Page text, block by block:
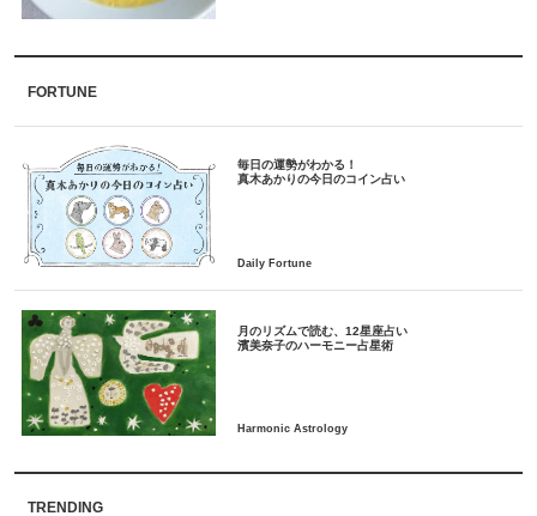
FORTUNE
毎日の運勢がわかる！
月のリズムで読む、12星座占い
TRENDING